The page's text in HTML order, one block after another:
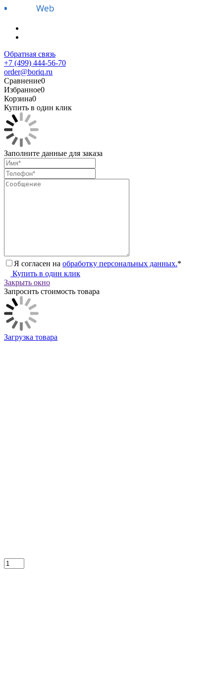
Обратная связь
+7 (499) 444-56-70
order@boriq.ru
Сравнение0
Избранное0
Корзина0
Купить в один клик
Заполните данные для заказа
Я согласен на обработку персональных данных.*
Купить в один клик
Закрыть окно
Запросить стоимость товара
Загрузка товара